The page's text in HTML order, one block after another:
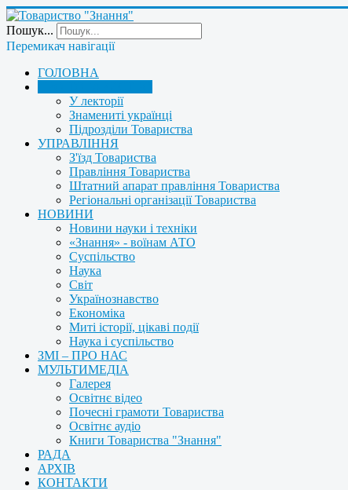
Пошук...
Перемикач навігації
ГОЛОВНА
У лекторії
Знамениті українці
Підрозділи Товариства
УПРАВЛІННЯ
З'їзд Товариства
Правління Товариства
Штатний апарат правління Товариства
Регіональні організації Товариства
НОВИНИ
Новини науки і техніки
«Знання» - воїнам АТО
Суспільство
Наука
Світ
Українознавство
Економіка
Миті історії, цікаві події
Наука і суспільство
ЗМІ – ПРО НАС
МУЛЬТИМЕДІА
Галерея
Освітнє відео
Почесні грамоти Товариства
Освітнє аудіо
Книги Товариства "Знання"
РАДА
АРХІВ
КОНТАКТИ